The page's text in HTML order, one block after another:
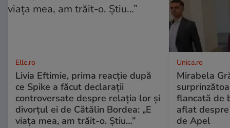
Elle.ro
Livia Eftimie, prima reacție după
ce Spike a făcut declarații
controversate despre relația lor și
divorțul ei de Cătălin Bordea: „E
viața mea, am trăit-o. Știu…”
Unica.ro
Mirabela
flancată de
aflat
de Apel